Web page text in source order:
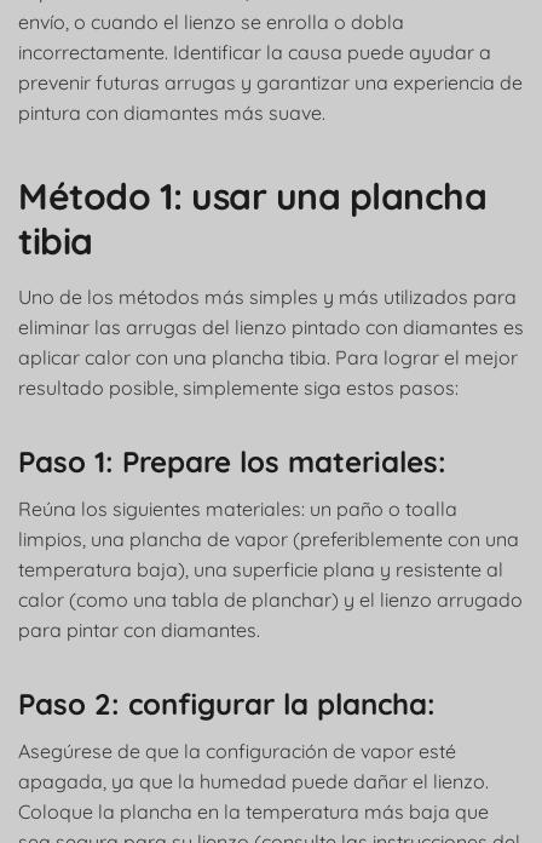
envío, o cuando el lienzo se enrolla o dobla
incorrectamente. Identificar la causa puede ayudar a
prevenir futuras arrugas y garantizar una experiencia de
pintura con diamantes más suave.
Método 1: usar una plancha
tibia
Uno de los métodos más simples y más utilizados para
eliminar las arrugas del lienzo pintado con diamantes es
aplicar calor con una plancha tibia. Para lograr el mejor
resultado posible, simplemente siga estos pasos:
Paso 1: Prepare los materiales:
Reúna los siguientes materiales: un paño o toalla
limpios, una plancha de vapor (preferiblemente con una
temperatura baja), una superficie plana y resistente al
calor (como una tabla de planchar) y el lienzo arrugado
para pintar con diamantes.
Paso 2: configurar la plancha:
Asegúrese de que la configuración de vapor esté
apagada, ya que la humedad puede dañar el lienzo.
Coloque la plancha en la temperatura más baja que